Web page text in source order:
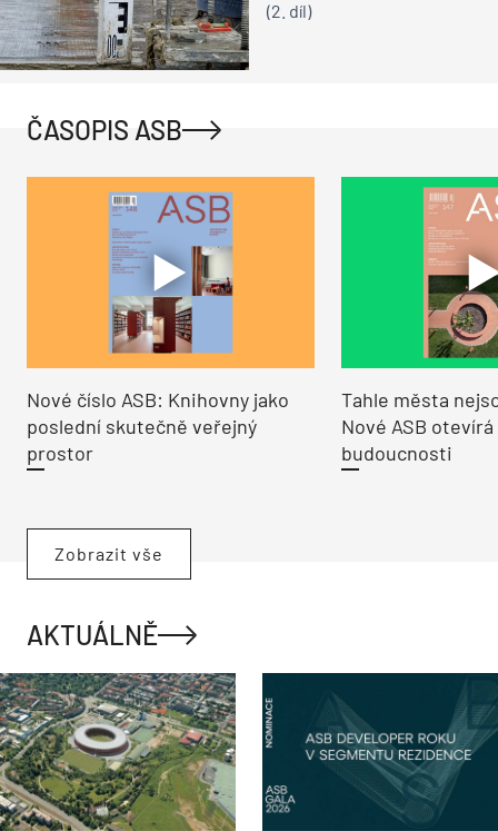
(2. díl)
ČASOPIS ASB
Nové číslo ASB: Knihovny jako
poslední skutečně veřejný
prostor
Tahle města
Nové ASB
budoucnosti
Zobrazit vše
AKTUÁLNĚ